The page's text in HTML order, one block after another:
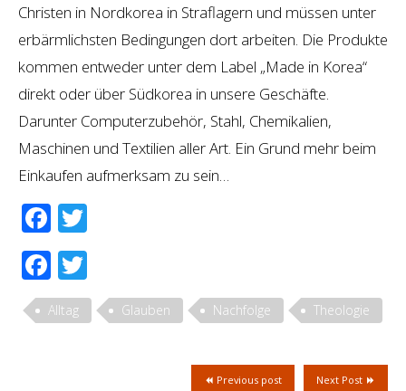
Christen in Nordkorea in Straflagern und müssen unter
erbärmlichsten Bedingungen dort arbeiten. Die Produkte
kommen entweder unter dem Label „Made in Korea“
direkt oder über Südkorea in unsere Geschäfte.
Darunter Computerzubehör, Stahl, Chemikalien,
Maschinen und Textilien aller Art. Ein Grund mehr beim
Einkaufen aufmerksam zu sein…
Facebook
Facebook
Alltag Glauben Nachfolge Theologie
Next Post
Previous post